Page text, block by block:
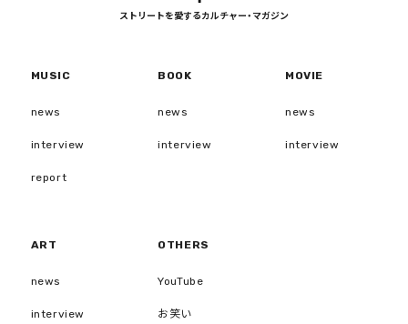
ストリートを愛するカルチャー・マガジン
MUSIC
news
interview
report
BOOK
news
interview
MOVIE
news
interview
ART
news
interview
OTHERS
YouTube
お笑い